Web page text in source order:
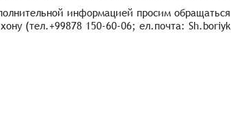
информацией просим
(тел.+99878 150-60-06; ел.почта: